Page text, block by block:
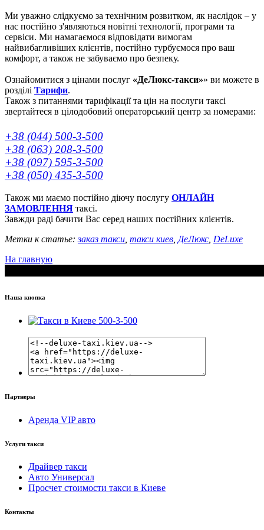
Ми уважно слідкуємо за технічним розвитком, як наслідок – у
нас постійно з'являються новітні технології, програми та
сервіси. Ми намагаємося відповідати вимогам
найвибагливіших клієнтів, постійно турбуємося про ваш
комфорт, а також не забуваємо про безпеку.
Ознайомитися з цінами послуг «ДеЛюкс-такси»» ви можете в
розділі Тарифи.
Також з питаннями тарифікації та цін на послуги таксі
звертайтеся в цілодобовий операторський центр за номерами:
+38 (044) 500-3-500
+38 (063) 208-3-500
+38 (097) 595-3-500
+38 (050) 435-3-500
Також ми маємо постійно діючу послугу ОНЛАЙН
ЗАМОВЛЕННЯ таксі.
Завжди раді бачити Вас серед наших постійних клієнтів.
Метки к статье:заказ такси такси киев ДеЛюкс DeLuxe
На главную
Наша кнопка
Партнеры
Аренда VIP авто
Услуги такси
Драйвер такси
Авто Универсал
Просчет стоимости такси в Киеве
Контакты